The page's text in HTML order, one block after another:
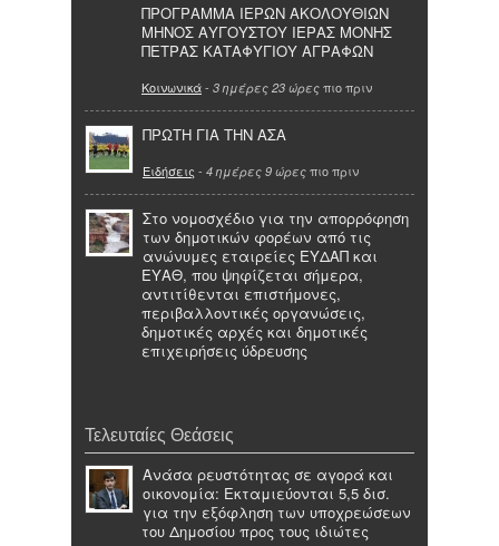
ΠΡΟΓΡΑΜΜΑ ΙΕΡΩΝ ΑΚΟΛΟΥΘΙΩΝ
ΜΗΝΟΣ ΑΥΓΟΥΣΤΟΥ ΙΕΡΑΣ ΜΟΝΗΣ
ΠΕΤΡΑΣ ΚΑΤΑΦΥΓΙΟΥ ΑΓΡΑΦΩΝ
Κοινωνικά- 3 ημέρες 23 ώρες πιο πριν
ΠΡΩΤΗ ΓΙΑ ΤΗΝ ΑΣΑ
Ειδήσεις - 4 ημέρες 9 ώρες πιο πριν
Στο νομοσχέδιο για την απορρόφηση
των δημοτικών φορέων από τις
ανώνυμες εταιρείες ΕΥΔΑΠ και
ΕΥΑΘ, που ψηφίζεται σήμερα,
αντιτίθενται επιστήμονες,
περιβαλλοντικές οργανώσεις,
δημοτικές αρχές και δημοτικές
επιχειρήσεις ύδρευσης
Τελευταίες Θεάσεις
Ανάσα ρευστότητας σε αγορά και
οικονομία: Εκταμιεύονται 5,5 δισ.
για την εξόφληση των υποχρεώσεων
του Δημοσίου προς τους ιδιώτες